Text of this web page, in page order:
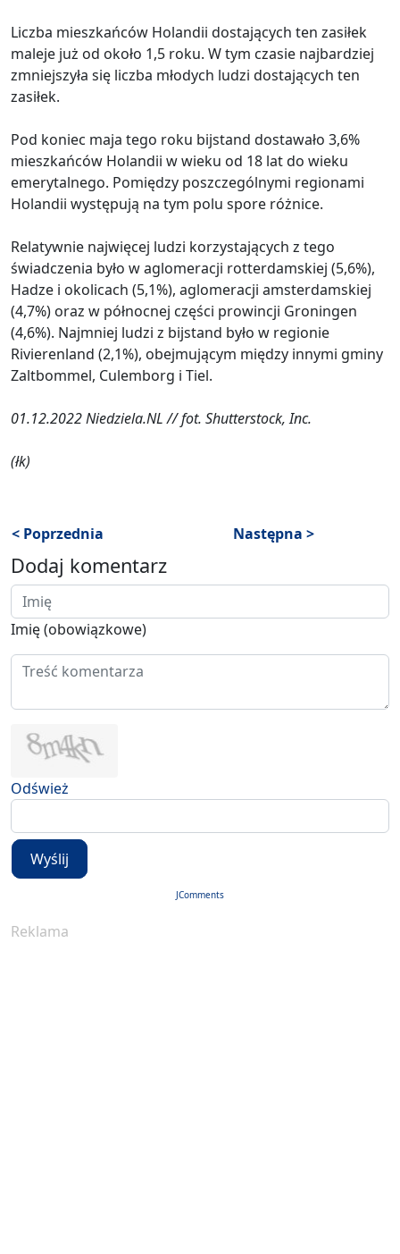
Liczba mieszkańców Holandii dostających ten zasiłek
maleje już od około 1,5 roku. W tym czasie najbardziej
zmniejszyła się liczba młodych ludzi dostających ten
zasiłek.
Pod koniec maja tego roku bijstand dostawało 3,6%
mieszkańców Holandii w wieku od 18 lat do wieku
emerytalnego. Pomiędzy poszczególnymi regionami
Holandii występują na tym polu spore różnice.
Relatywnie najwięcej ludzi korzystających z tego
świadczenia było w aglomeracji rotterdamskiej (5,6%),
Hadze i okolicach (5,1%), aglomeracji amsterdamskiej
(4,7%) oraz w północnej części prowincji Groningen
(4,6%). Najmniej ludzi z bijstand było w regionie
Rivierenland (2,1%), obejmującym między innymi gminy
Zaltbommel, Culemborg i Tiel.
01.12.2022 Niedziela.NL // fot. Shutterstock, Inc.
(łk)
< Poprzednia Następna >
Dodaj komentarz
Imię (obowiązkowe)
Odśwież
Wyślij
JComments
Reklama